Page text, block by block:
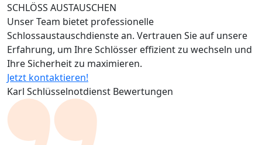
SCHLÖSS AUSTAUSCHEN
Unser Team bietet professionelle
Schlossaustauschdienste an. Vertrauen Sie auf unsere
Erfahrung, um Ihre Schlösser effizient zu wechseln und
Ihre Sicherheit zu maximieren.
Jetzt kontaktieren!
Karl Schlüsselnotdienst Bewertungen